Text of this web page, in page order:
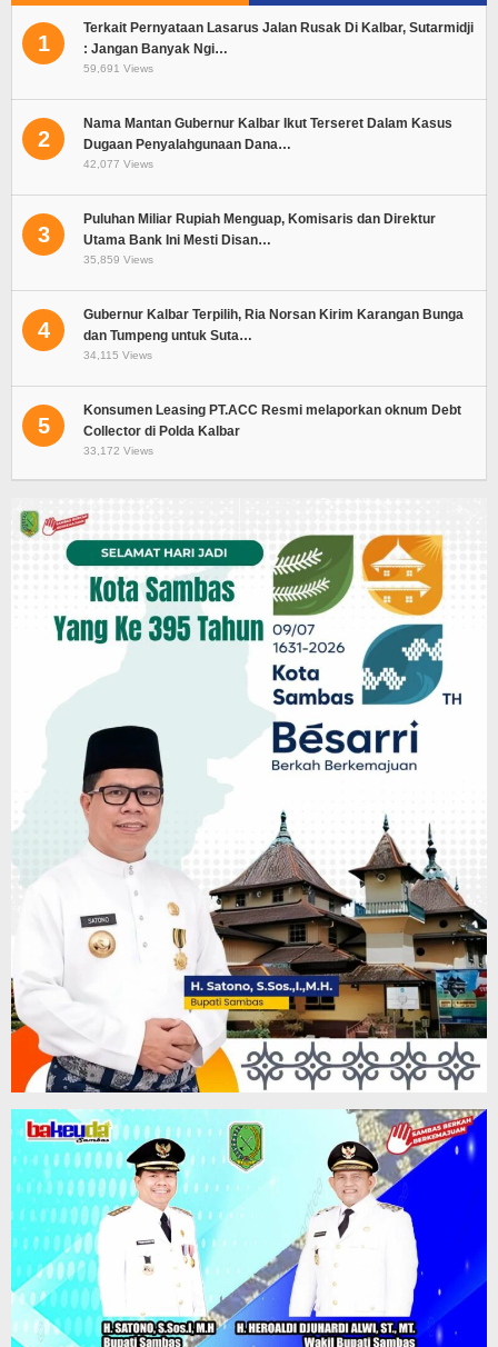
1
Terkait Pernyataan Lasarus Jalan Rusak Di Kalbar, Sutarmidji
: Jangan Banyak Ngi…
59,691 Views
2
Nama Mantan Gubernur Kalbar Ikut Terseret Dalam Kasus
Dugaan Penyalahgunaan Dana…
42,077 Views
3
Puluhan Miliar Rupiah Menguap, Komisaris dan Direktur
Utama Bank Ini Mesti Disan…
35,859 Views
4
Gubernur Kalbar Terpilih, Ria Norsan Kirim Karangan Bunga
dan Tumpeng untuk Suta…
34,115 Views
5
Konsumen Leasing PT.ACC Resmi melaporkan oknum Debt
Collector di Polda Kalbar
33,172 Views